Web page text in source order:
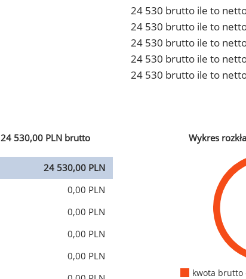
24 530 brutto ile to
24 530 brutto ile to
24 530 brutto ile to
24 530 brutto ile to
24 530 brutto ile to
530,00 PLN brutto
24 530,00 PLN
0,00 PLN
0,00 PLN
0,00 PLN
0,00 PLN
Wykres
kwota brutto